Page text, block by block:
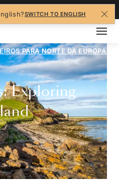
SWITCH TO ENGLISH
PARANORTE DA EUROPA E
Exploring